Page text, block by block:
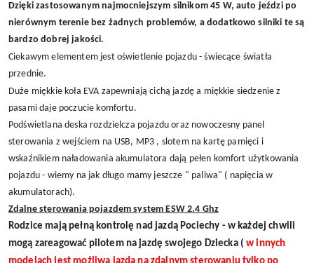
Dzięki zastosowanym najmocniejszym silnikom 45 W, auto jeździ po
nierównym terenie bez żadnych problemów, a dodatkowo silniki te są
bardzo dobrej jakości.
Ciekawym elementem jest oświetlenie pojazdu - świecące światła
przednie.
Duże miękkie koła EVA zapewniają cichą jazdę a miękkie siedzenie z
pasami daje poczucie komfortu.
Podświetlana deska rozdzielcza pojazdu oraz nowoczesny panel
sterowania z wejściem na USB, MP3 , slotem na kartę pamięci i
wskaźnikiem naładowania akumulatora dają pełen komfort użytkowania
pojazdu - wiemy na jak długo mamy jeszcze " paliwa" ( napięcia w
akumulatorach).
Zdalne sterowania pojazdem system ESW 2.4 Ghz
Rodzice mają pełną kontrolę nad jazdą Pociechy - w każdej chwili
mogą zareagować pilotem na jazdę swojego Dziecka (w innych